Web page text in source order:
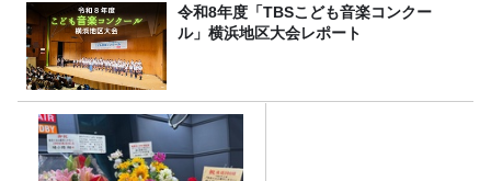
令和8年度「TBSこども音楽コンクー
ル」横浜地区大会レポート